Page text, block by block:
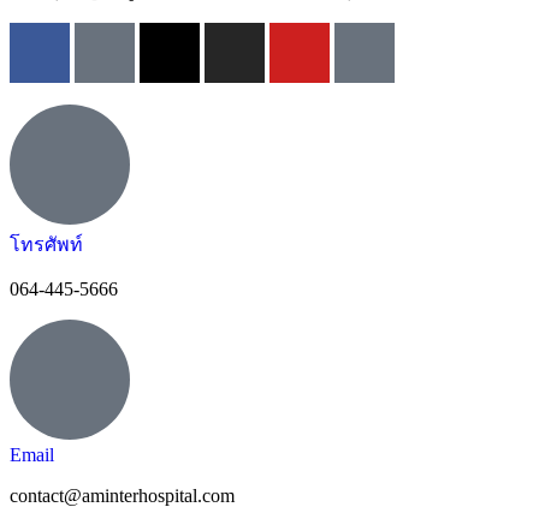
โทรศัพท์
064-445-5666
Email
contact@aminterhospital.com